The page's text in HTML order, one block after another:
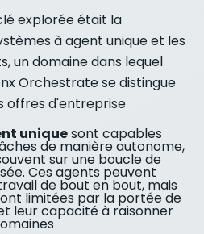
explorée était la
à agent unique et les
un domaine dans lequel
Orchestrate se distingue
offres d'entreprise
uniquesont capables
de manière autonome,
sur une boucle de
Ces agents peuvent
de bout en bout, mais
limitées par la portée de
leur capacité à raisonner